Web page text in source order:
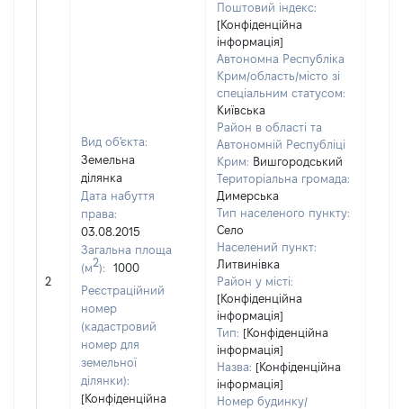
2
Вид об'єкта:
Земельна
ділянка
Дата набуття
права:
03.08.2015
Загальна площа
(м2):
1000
Реєстраційний
номер
(кадастровий
номер для
земельної
ділянки):
[Конфіденційна
Поштовий індекс:
[Конфіденційна
інформація]
Автономна Республіка
Крим/область/місто зі
спеціальним статусом:
Київська
Район в області та
Автономній Республіці
Крим: Вишгородський
Територіальна громада:
Димерська
Тип населеного пункту:
Село
Населений пункт:
Литвинівка
Район у місті:
[Конфіденційна
інформація]
Тип: [Конфіденційна
інформація]
Назва: [Конфіденційна
інформація]
Номер будинку/